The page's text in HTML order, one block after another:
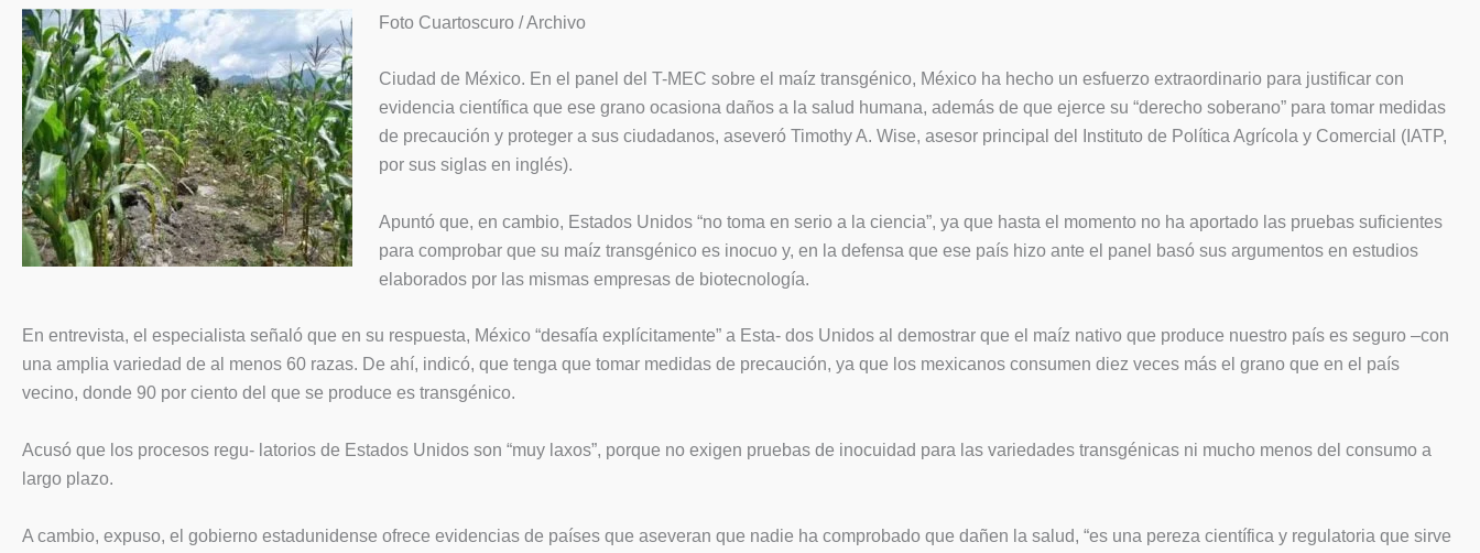
Foto Cuartoscuro / Archivo
Ciudad de México. En el panel del T-MEC sobre el maíz transgénico, México ha hecho un esfuerzo extraordinario para justificar con
evidencia científica que ese grano ocasiona daños a la salud humana, además de que ejerce su “derecho soberano” para tomar medidas
de precaución y proteger a sus ciudadanos, aseveró Timothy A. Wise, asesor principal del Instituto de Política Agrícola y Comercial (IATP,
por sus siglas en inglés).
Apuntó que, en cambio, Estados Unidos “no toma en serio a la ciencia”, ya que hasta el momento no ha aportado las pruebas suficientes
para comprobar que su maíz transgénico es inocuo y, en la defensa que ese país hizo ante el panel basó sus argumentos en estudios
elaborados por las mismas empresas de biotecnología.
En entrevista, el especialista señaló que en su respuesta, México “desafía explícitamente” a Esta- dos Unidos al demostrar que el maíz nativo que produce nuestro país es seguro –con
una amplia variedad de al menos 60 razas. De ahí, indicó, que tenga que tomar medidas de precaución, ya que los mexicanos consumen diez veces más el grano que en el país
vecino, donde 90 por ciento del que se produce es transgénico.
Acusó que los procesos regu- latorios de Estados Unidos son “muy laxos”, porque no exigen pruebas de inocuidad para las variedades transgénicas ni mucho menos del consumo a
largo plazo.
A cambio, expuso, el gobierno estadunidense ofrece evidencias de países que aseveran que nadie ha comprobado que dañen la salud, “es una pereza científica y regulatoria que sirve